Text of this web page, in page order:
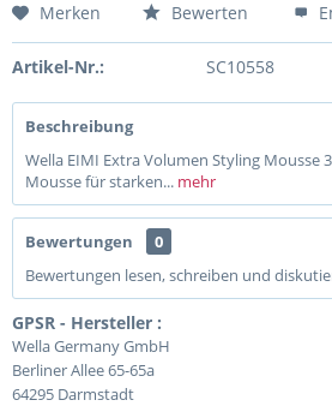
Merken Bewerten
Artikel-Nr.: SC10558
Beschreibung
Wella EIMI Extra Volumen Styling Mousse
Mousse für starken... mehr
Bewertungen
0
Bewertungen lesen, schreiben und
GPSR - Hersteller :
Wella Germany GmbH
Berliner Allee 65-65a
64295 Darmstadt